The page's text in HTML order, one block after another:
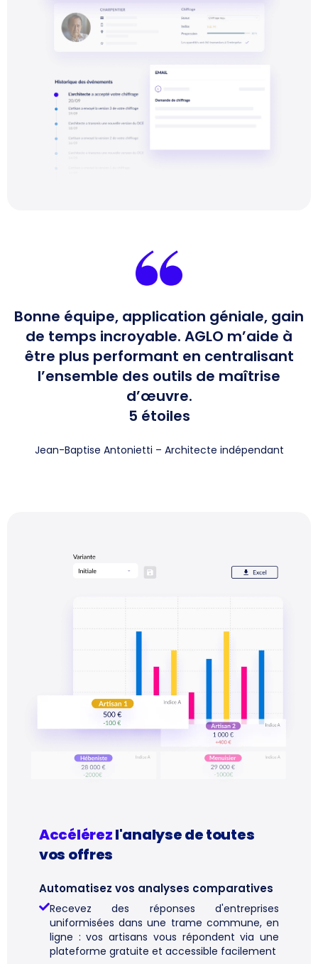
Bonne équipe, application géniale, gain
de temps incroyable. AGLO m’aide à
être plus performant en centralisant
l’ensemble des outils de maîtrise
d’œuvre.
5 étoiles
Jean-Baptise Antonietti – Architecte indépendant
Accélérezl'analyse de toutes
vos offres
Automatisez vos analyses comparatives
Recevez des réponses d'entreprises
uniformisées dans une trame commune, en
ligne : vos artisans vous répondent via une
plateforme gratuite et accessible facilement